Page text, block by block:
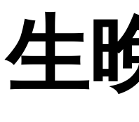
生